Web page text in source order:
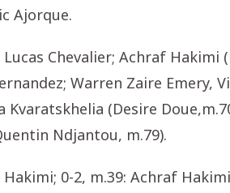
Ajorque.
Chevalier; Achraf
Warren Zaire Emery,
Kvaratskhelia (Desire
Ndjantou, m.79).
0-2, m.39: Achraf